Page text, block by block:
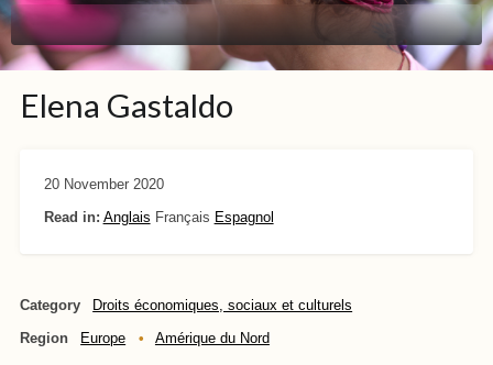
Elena Gastaldo
20 November 2020
Read in: Anglais Français Espagnol
Category Droits économiques, sociaux et culturels
Region Europe Amérique du Nord